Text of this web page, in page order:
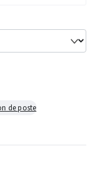
de poste